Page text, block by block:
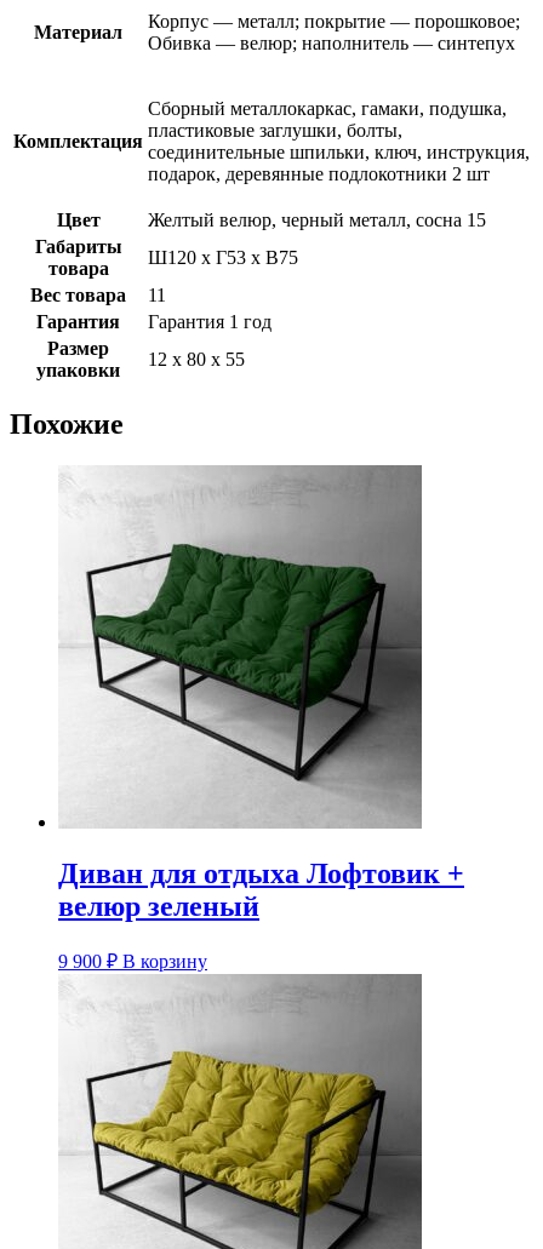
Материал
Корпус — металл; покрытие — порошковое;
Обивка — велюр; наполнитель — синтепух
Комплектация
Сборный металлокаркас, гамаки, подушка,
пластиковые заглушки, болты,
соединительные шпильки, ключ, инструкция,
подарок, деревянные подлокотники 2 шт
Цвет
Желтый велюр, черный металл, сосна 15
Габариты
товара
Ш120 х Г53 х В75
Вес товара
11
Гарантия
Гарантия 1 год
Размер
упаковки
12 х 80 х 55
Похожие
Диван для отдыха Лофтовик +
велюр зеленый
9 900 ₽ В корзину